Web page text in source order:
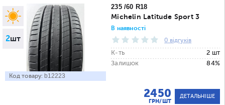
2шт
Код товару: b12223
235 /60 R18
Michelin Latitude Sport 3
В наявності
0 відгуків
К-ть
2 шт
Залишок
84%
2450
ГРН/ШТ
ДЕТАЛЬНІШЕ